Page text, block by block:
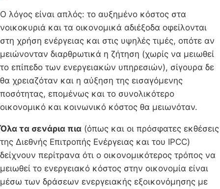
Ο λόγος είναι απλός: το αυξημένο κόστος στα
νοικοκυριά και τα οικονομικά αδιέξοδα οφείλονται
στη χρήση ενέργειας και στις υψηλές τιμές, οπότε αν
μειώνονταν διαρθρωτικά η ζήτηση (χωρίς να μειωθεί
το επίπεδο των ενεργειακών υπηρεσιών), σίγουρα δε
θα χρειαζόταν και η αύξηση της εισαγόμενης
ποσότητας, επομένως και το συνολικότερο
οικονομικό και κοινωνικό κόστος θα μειωνόταν.
Όλα τα σενάρια πια (όπως και οι πρόσφατες εκθέσεις
της Διεθνής Επιτροπής Ενέργειας και του IPCC)
δείχνουν περίτρανα ότι ο οικονομικότερος τρόπος να
μειωθεί το ενεργειακό κόστος στην οικονομία είναι
μέσω των δράσεων ενεργειακής εξοικονόμησης με